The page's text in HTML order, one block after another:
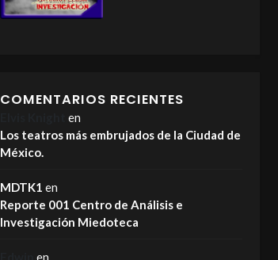
COMENTARIOS RECIENTES
en
Los teatros más embrujados de la Ciudad de
México.
MDTK1 en
Reporte 001 Centro de Análisis e
Investigación Miedoteca
en